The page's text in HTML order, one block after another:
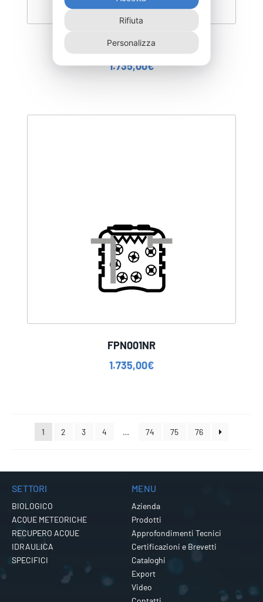
FPAL001NR
1.735,00€
FPN001NR
1.735,00€
1 2 3 4 … 74 75 76
SETTORI
BIOLOGICO
ACQUE METEORICHE
RECUPERO ACQUE
IDRAULICA
SPECIFICI
MENU
Azienda
Prodotti
Approfondimenti Tecnici
Certificazioni e Brevetti
Cataloghi
Export
Video
Rifiuta
Personalizza